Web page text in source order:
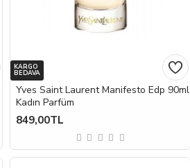
KARGO
BEDAVA
Yves Saint Laurent Manifesto Edp 90ml
Kadın Parfüm
849,00TL